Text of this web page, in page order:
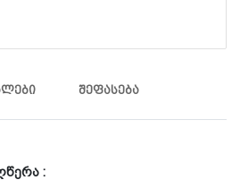
ᲨᲔᲤᲐᲡᲔᲑᲐ
: